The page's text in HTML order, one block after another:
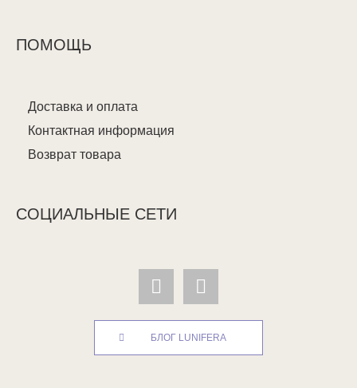
ПОМОЩЬ
Доставка и оплата
Контактная информация
Возврат товара
СОЦИАЛЬНЫЕ СЕТИ
БЛОГ LUNIFERA